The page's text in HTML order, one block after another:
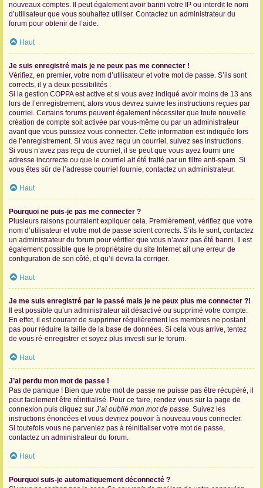
nouveaux comptes. Il peut également avoir banni votre IP ou interdit le nom
d’utilisateur que vous souhaitez utiliser. Contactez un administrateur du
forum pour obtenir de l’aide.
Haut
Je suis enregistré mais je ne peux pas me connecter !
Vérifiez, en premier, votre nom d’utilisateur et votre mot de passe. S’ils sont
corrects, il y a deux possibilités :
Si la gestion COPPA est active et si vous avez indiqué avoir moins de 13 ans
lors de l’enregistrement, alors vous devrez suivre les instructions reçues par
courriel. Certains forums peuvent également nécessiter que toute nouvelle
création de compte soit activée par vous-même ou par un administrateur
avant que vous puissiez vous connecter. Cette information est indiquée lors
de l’enregistrement. Si vous avez reçu un courriel, suivez ses instructions.
Si vous n’avez pas reçu de courriel, il se peut que vous ayez fourni une
adresse incorrecte ou que le courriel ait été traité par un filtre anti-spam. Si
vous êtes sûr de l’adresse courriel fournie, contactez un administrateur.
Haut
Pourquoi ne puis-je pas me connecter ?
Plusieurs raisons pourraient expliquer cela. Premièrement, vérifiez que votre
nom d’utilisateur et votre mot de passe soient corrects. S’ils le sont, contactez
un administrateur du forum pour vérifier que vous n’avez pas été banni. Il est
également possible que le propriétaire du site Internet ait une erreur de
configuration de son côté, et qu’il devra la corriger.
Haut
Je me suis enregistré par le passé mais je ne peux plus me connecter ?!
Il est possible qu’un administrateur ait désactivé ou supprimé votre compte.
En effet, il est courant de supprimer régulièrement les membres ne postant
pas pour réduire la taille de la base de données. Si cela vous arrive, tentez
de vous ré-enregistrer et soyez plus investi sur le forum.
Haut
J’ai perdu mon mot de passe !
Pas de panique ! Bien que votre mot de passe ne puisse pas être récupéré, il
peut facilement être réinitialisé. Pour ce faire, rendez vous sur la page de
connexion puis cliquez sur J’ai oublié mon mot de passe. Suivez les
instructions énoncées et vous devriez pouvoir à nouveau vous connecter.
Si toutefois vous ne parveniez pas à réinitialiser votre mot de passe,
contactez un administrateur du forum.
Haut
Pourquoi suis-je automatiquement déconnecté ?